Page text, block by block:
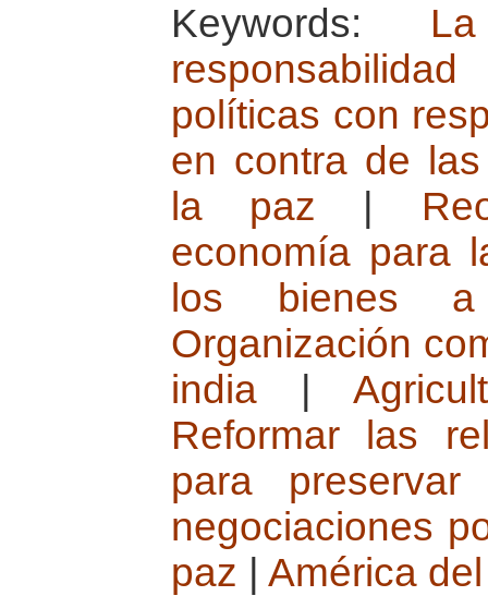
Keywords:
políticas con
en contra de
la paz
economía para
los bienes
Organización
india |
Reformar las
para
negociaciones
paz
América